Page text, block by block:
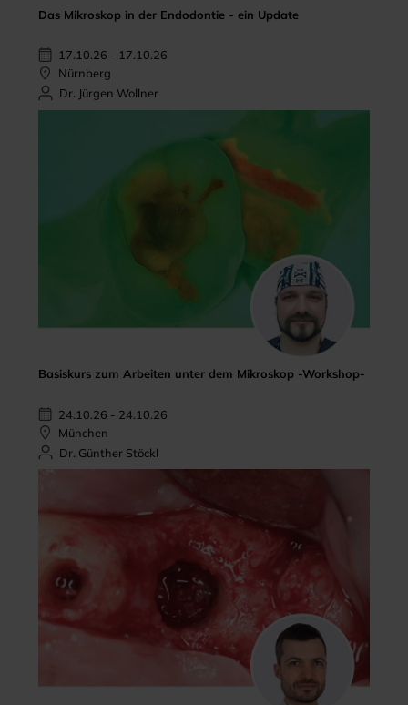
Das Mikroskop in der Endodontie - ein Update
17.10.26 - 17.10.26
Nürnberg
Dr. Jürgen Wollner
Basiskurs zum Arbeiten unter dem Mikroskop -Workshop-
24.10.26 - 24.10.26
München
Dr. Günther Stöckl